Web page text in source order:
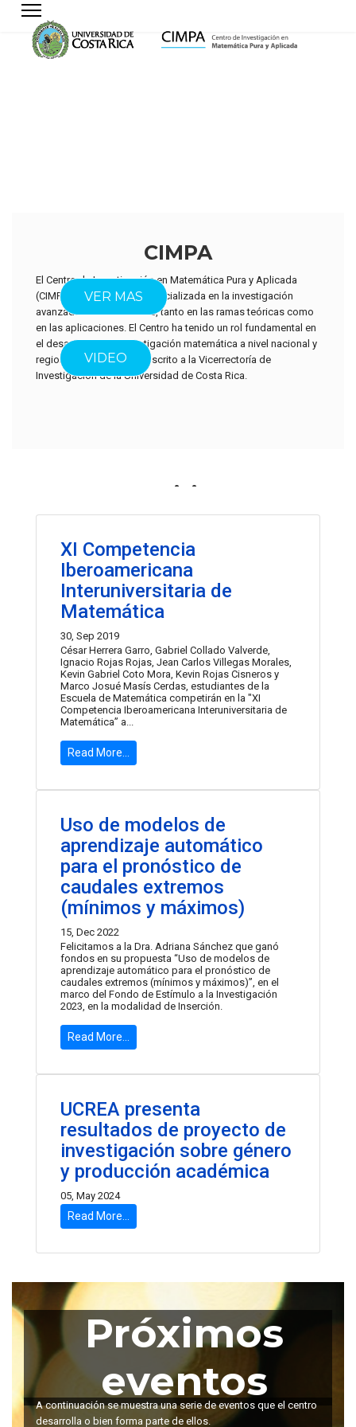
ACERCA DEL
CIMPA
El Centro de Investigación en Matemática Pura y Aplicada
(CIMPA) es una unidad especializada en la investigación
avanzada en matemáticas, tanto en las ramas teóricas como
en las aplicaciones. El Centro ha tenido un rol fundamental en
el desarrollo de la investigación matemática a nivel nacional y
regional. Se encuentra adscrito a la Vicerrectoría de
Investigación de la Universidad de Costa Rica.
VER MAS
VIDEO
Noticias
XI Competencia
Iberoamericana
Interuniversitaria de
Matemática
30, Sep 2019
César Herrera Garro, Gabriel Collado Valverde,
Ignacio Rojas Rojas, Jean Carlos Villegas Morales,
Kevin Gabriel Coto Mora, Kevin Rojas Cisneros y
Marco Josué Masís Cerdas, estudiantes de la
Escuela de Matemática competirán en la "XI
Competencia Iberoamericana Interuniversitaria de
Matemática” a...
Read More...
Uso de modelos de
aprendizaje automático
para el pronóstico de
caudales extremos
(mínimos y máximos)
15, Dec 2022
Felicitamos a la Dra. Adriana Sánchez que ganó
fondos en su propuesta “Uso de modelos de
aprendizaje automático para el pronóstico de
caudales extremos (mínimos y máximos)”, en el
marco del Fondo de Estímulo a la Investigación
2023, en la modalidad de Inserción.
Read More...
UCREA presenta
resultados de proyecto de
investigación sobre género
y producción académica
05, May 2024
Read More...
Próximos
eventos
A continuación se muestra una serie de eventos que el centro
desarrolla o bien forma parte de ellos.